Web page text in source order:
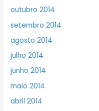
outubro 2014
setembro 2014
agosto 2014
julho 2014
junho 2014
maio 2014
abril 2014